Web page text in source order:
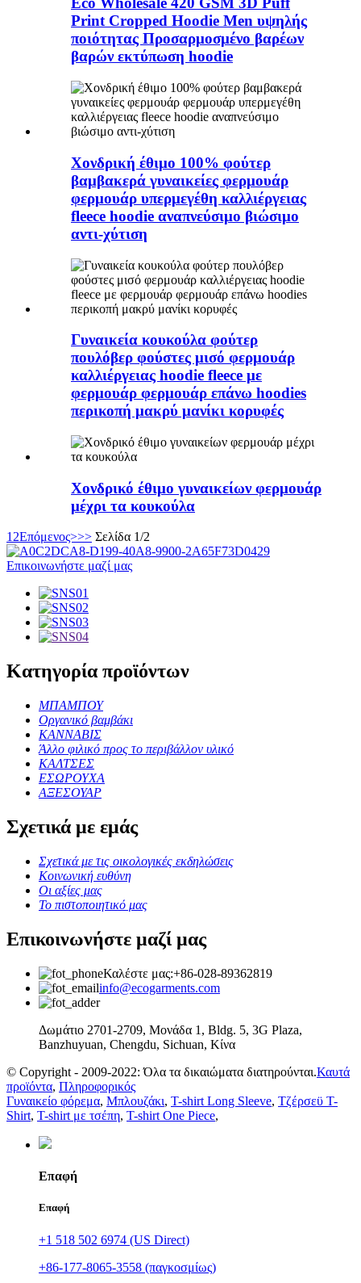
Print Cropped Hoodie Men υψηλής
ποιότητας Προσαρμοσμένο βαρέων
βαρών εκτύπωση hoodie
Χονδρική έθιμο 100% φούτερ
βαμβακερά γυναικείες φερμουάρ
φερμουάρ υπερμεγέθη καλλιέργειας
fleece hoodie αναπνεύσιμο βιώσιμο
αντι-χύτιση
Γυναικεία κουκούλα φούτερ
πουλόβερ φούστες μισό φερμουάρ
καλλιέργειας hoodie fleece με
φερμουάρ φερμουάρ επάνω hoodies
περικοπή μακρύ μανίκι κορυφές
Χονδρικό έθιμο γυναικείων φερμουάρ
μέχρι τα κουκούλα
12Επόμενος>>> Σελίδα 1/2
Επικοινωνήστε μαζί μας
Κατηγορία προϊόντων
ΜΠΑΜΠΟΥ
Οργανικό βαμβάκι
ΚΑΝΝΑΒΙΣ
Άλλο φιλικό προς το περιβάλλον υλικό
ΚΑΛΤΣΕΣ
ΕΣΩΡΟΥΧΑ
ΑΞΕΣΟΥΑΡ
Σχετικά με εμάς
Σχετικά με τις οικολογικές εκδηλώσεις
Κοινωνική ευθύνη
Οι αξίες μας
Το πιστοποιητικό μας
Επικοινωνήστε μαζί μας
Καλέστε μας:+86-028-89362819
info@ecogarments.com
Δωμάτιο 2701-2709, Μονάδα 1, Bldg. 5, 3G Plaza,
Banzhuyuan, Chengdu, Sichuan, Κίνα
© Copyright - 2009-2022: Όλα τα δικαιώματα διατηρούνται.Καυτά
προϊόντα, Πληροφορικός
Γυναικείο φόρεμα, Μπλουζάκι, T-shirt Long Sleeve, Τζέρσεϋ T-
Shirt, T-shirt με τσέπη, T-shirt One Piece,
Επαφή
Επαφή
+1 518 502 6974 (US Direct)
+86-177-8065-3558 (παγκοσμίως)